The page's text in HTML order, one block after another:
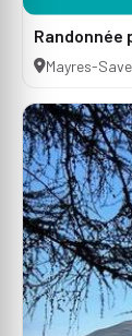
Randonnée
Mayres-